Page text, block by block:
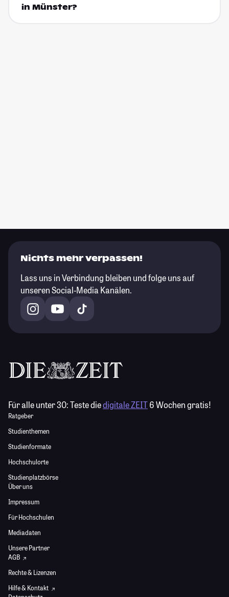
in Münster?
Nichts mehr verpassen!
Lass uns in Verbindung bleiben und folge uns auf
unseren Social-Media Kanälen.
Für alle unter 30:Teste diedigitale ZEIT6 Wochen gratis!
Ratgeber
Studienthemen
Studienformate
Hochschulorte
Studienplatzbörse
Über uns
Impressum
Für Hochschulen
Mediadaten
Unsere Partner
AGB
Rechte & Lizenzen
Hilfe & Kontakt